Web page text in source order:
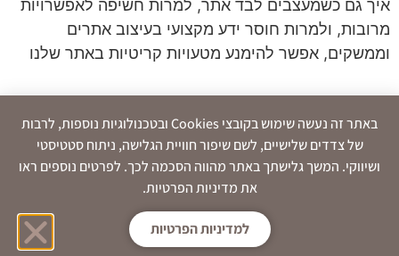
איך גם כשמעצבים לבד אתר, למרות חשיפה לאפשרויות
מרובות, ולמרות חוסר ידע מקצועי בעיצוב אתרים
וממשקים, אפשר להימנע מטעויות קריטיות באתר שלנו
באתר זה נעשה שימוש בקובצי Cookies ובטכנולוגיות נוספות, לרבות
של צדדים שלישיים, לשם שיפור חוויית הגלישה, ניתוח סטטיסטי
ושיווקי. המשך גלישתך באתר מהווה הסכמה לכך. לפרטים נוספים ראו
את מדיניות הפרטיות.
למדיניות הפרטיות